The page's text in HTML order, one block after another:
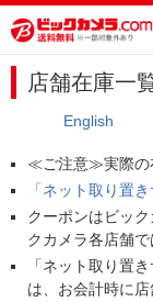
店舗在庫一
English
≪ご注意≫実際の
「ネット取り置
クーポンはビッ
クカメラ各店舗
「ネット取り置
は、お会計時に